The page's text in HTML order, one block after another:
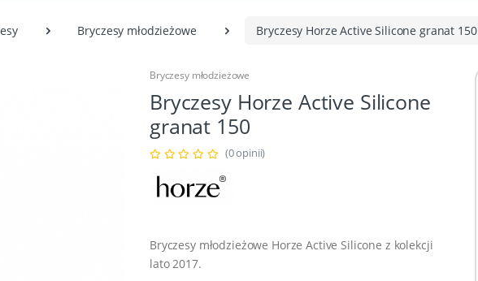
Bryczesy młodzieżowe Bryczesy Horze Active Silicone granat 150
Bryczesy młodzieżowe
Bryczesy Horze Active Silicone
granat 150
(0 opinii)
Bryczesy młodzieżowe Horze Active Silicone z kolekcji
lato 2017.